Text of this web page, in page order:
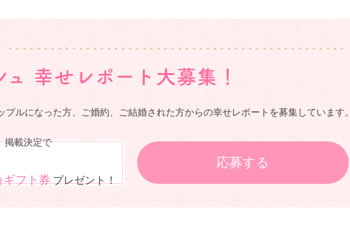
プルになった方、ご婚約、ご結婚された方からの幸せレポートを募集しています。
掲載決定で
ギフト券 プレゼント！
応募する